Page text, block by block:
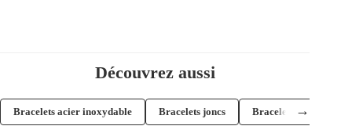
Découvrez aussi
Bracelets acier inoxydable Bracelets joncs Bracelets plaqué or
→